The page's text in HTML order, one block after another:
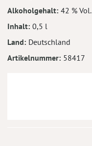
Alkoholgehalt 42 % Vol.
Inhalt 0,5 l
Land Deutschland
Artikelnummer 58417